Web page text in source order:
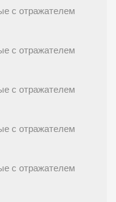
с отражателем
с отражателем
с отражателем
с отражателем
с отражателем